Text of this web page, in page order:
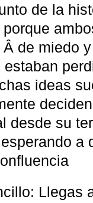
de la
de miedo
ideas
desde su
a
Llegas